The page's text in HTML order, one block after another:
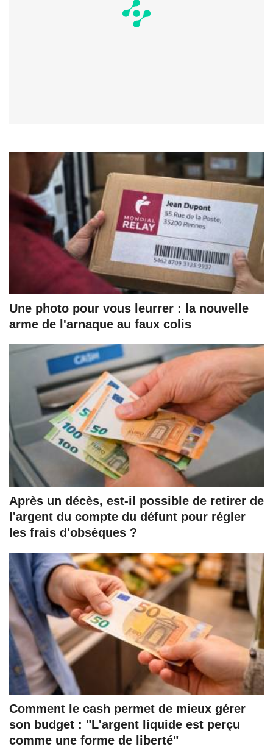
Une photo pour vous leurrer : la nouvelle
arme de l'arnaque au faux colis
Après un décès, est-il possible de retirer de
l'argent du compte du défunt pour régler
les frais d'obsèques ?
Comment le cash permet de mieux gérer
son budget : "L'argent liquide est perçu
comme une forme de liberté"